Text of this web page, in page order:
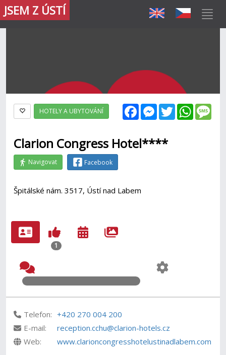
JSEM Z ÚSTÍ
FacebookMessenger
Twitter
HOTELY A UBYTOVÁNÍ
Clarion Congress Hotel****
Navigovat Facebook
Špitálské nám. 3517, Ústí nad Labem
1
Telefon: +420 270 004 200
E-mail:
reception.cchu@clarion-hotels.cz
Web:
www.clarioncongresshotelustinadlabem.com